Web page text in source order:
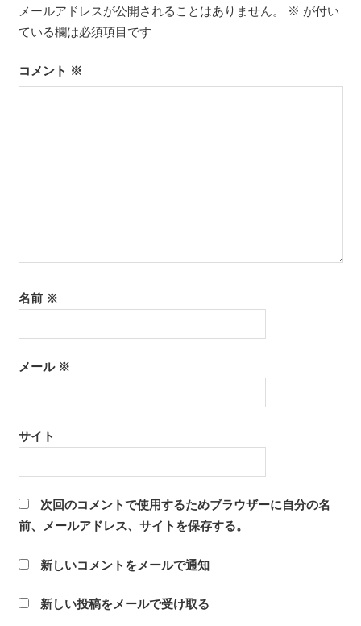
ゲ
ー
シ
メールアドレスが公開されることはありません。 ※ が付い
ている欄は必須項目です
コメント ※
名前 ※
メール ※
サイト
次回のコメントで使用するためブラウザーに自分の名
前、メールアドレス、サイトを保存する。
新しいコメントをメールで通知
新しい投稿をメールで受け取る